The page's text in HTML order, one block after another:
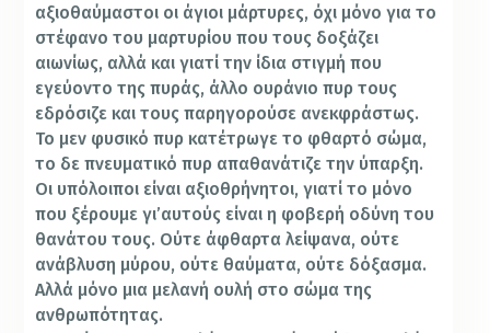
αξιοθαύμαστοι οι άγιοι μάρτυρες, όχι μόνο για το
στέφανο του μαρτυρίου που τους δοξάζει
αιωνίως, αλλά και γιατί την ίδια στιγμή που
εγεύοντο της πυράς, άλλο ουράνιο πυρ τους
εδρόσιζε και τους παρηγορούσε ανεκφράστως.
Το μεν φυσικό πυρ κατέτρωγε το φθαρτό σώμα,
το δε πνευματικό πυρ απαθανάτιζε την ύπαρξη.
Οι υπόλοιποι είναι αξιοθρήνητοι, γιατί το μόνο
που ξέρουμε γι’αυτούς είναι η φοβερή οδύνη του
θανάτου τους. Ούτε άφθαρτα λείψανα, ούτε
ανάβλυση μύρου, ούτε θαύματα, ούτε δόξασμα.
Αλλά μόνο μια μελανή ουλή στο σώμα της
ανθρωπότητας.